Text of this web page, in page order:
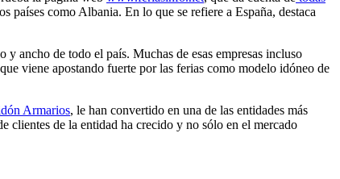
países como Albania. En lo que se refiere a España, destaca
ancho de todo el país. Muchas de esas empresas incluso
viene apostando fuerte por las ferias como modelo idóneo de
Armarios, le han convertido en una de las entidades más
clientes de la entidad ha crecido y no sólo en el mercado